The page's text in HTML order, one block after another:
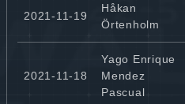
2021-11-19
Håkan
Örtenholm
2021-11-18
Yago Enrique
Mendez
Pascual